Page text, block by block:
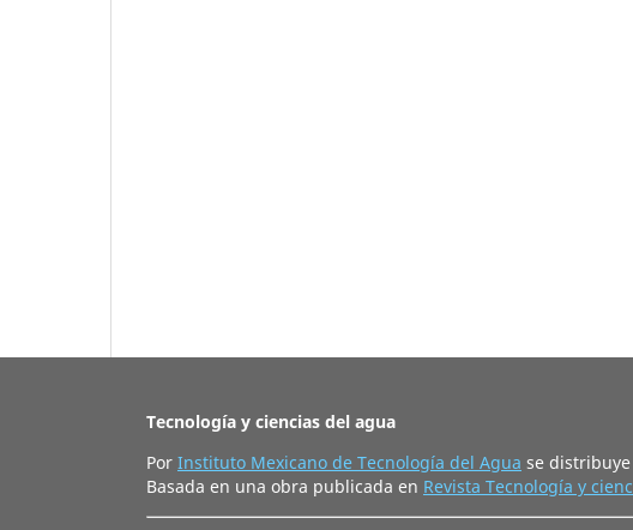
Tecnología y ciencias del agua
Por Instituto Mexicano de Tecnología del Agua se
Basada en una obra publicada en Revista Tecnología y